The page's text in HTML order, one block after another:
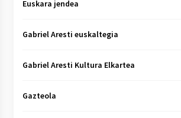
Euskara jendea
Gabriel Aresti euskaltegia
Gabriel Aresti Kultura Elkartea
Gazteola